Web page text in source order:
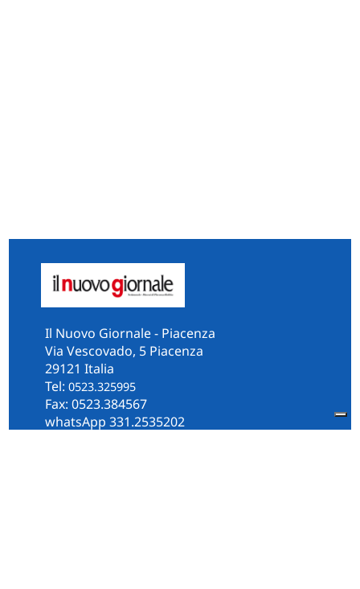
Il Nuovo Giornale - Piacenza
Via Vescovado, 5 Piacenza
29121 Italia
Tel: 0523.325995
Fax: 0523.384567
whatsApp 331.2535202